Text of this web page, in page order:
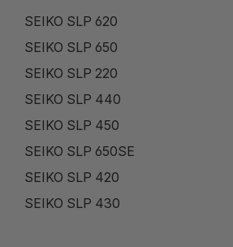
SEIKO SLP 620
SEIKO SLP 650
SEIKO SLP 220
SEIKO SLP 440
SEIKO SLP 450
SEIKO SLP 650SE
SEIKO SLP 420
SEIKO SLP 430